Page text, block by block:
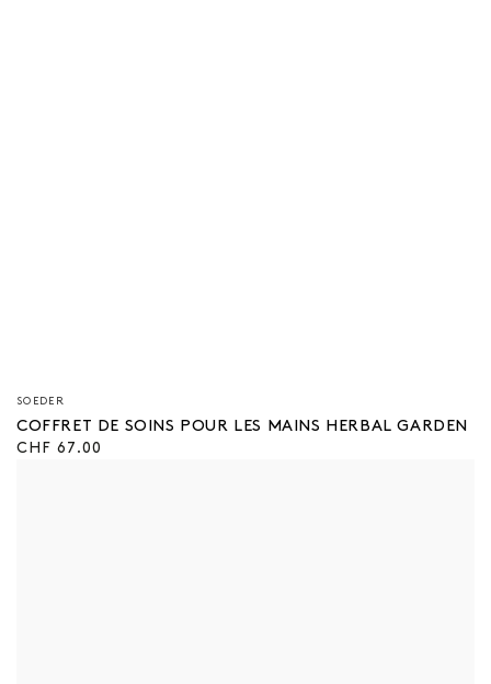
Vendeur/vendeuse
:
SOEDER
COFFRET DE SOINS POUR LES MAINS HERBAL GARDEN
Prix
CHF 67.00